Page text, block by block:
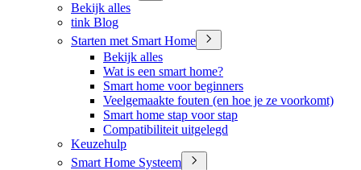
Bekijk alles
tink Blog
Starten met Smart Home
Bekijk alles
Wat is een smart home?
Smart home voor beginners
Veelgemaakte fouten (en hoe je ze voorkomt)
Smart home stap voor stap
Compatibiliteit uitgelegd
Keuzehulp
Smart Home Systeem